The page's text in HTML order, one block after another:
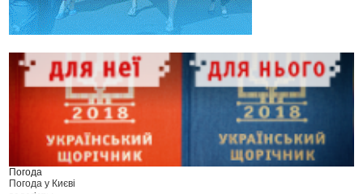
Погода
Погода у Києві